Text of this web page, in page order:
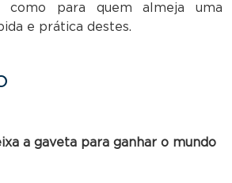
como para quem almeja uma
e prática destes.
a gaveta para ganhar o mundo